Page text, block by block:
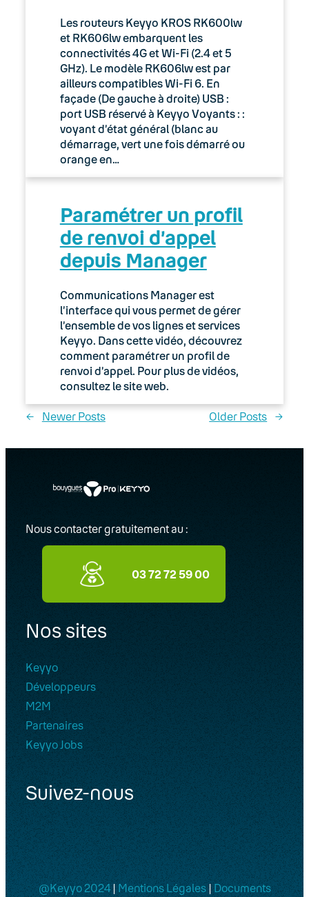
Les routeurs Keyyo KROS RK600lw
et RK606lw embarquent les
connectivités 4G et Wi-Fi (2.4 et 5
GHz). Le modèle RK606lw est par
ailleurs compatibles Wi-Fi 6. En
façade (De gauche à droite) USB :
port USB réservé à Keyyo Voyants : :
voyant d’état général (blanc au
démarrage, vert une fois démarré ou
orange en…
Paramétrer un profil
de renvoi d’appel
depuis Manager
Communications Manager est
l’interface qui vous permet de gérer
l’ensemble de vos lignes et services
Keyyo. Dans cette vidéo, découvrez
comment paramétrer un profil de
renvoi d’appel. Pour plus de vidéos,
consultez le site web.
← Newer Posts Older Posts →
Nous contacter gratuitement au :
03 72 72 59 00
Nos sites
Keyyo
Développeurs
M2M
Partenaires
Keyyo Jobs
Suivez-nous
@Keyyo 2024| Mentions Légales|Documents